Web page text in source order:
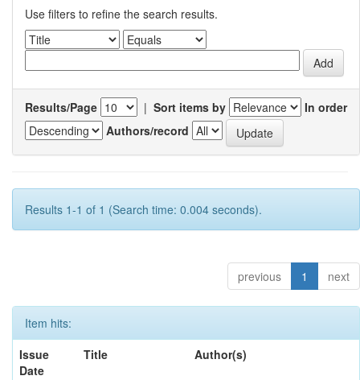
Use filters to refine the search results.
Results/Page | Sort items by
In order
Authors/record
Results 1-1 of 1 (Search time: 0.004 seconds).
previous 1 next
Item hits:
Issue
Date
Title Author(s)